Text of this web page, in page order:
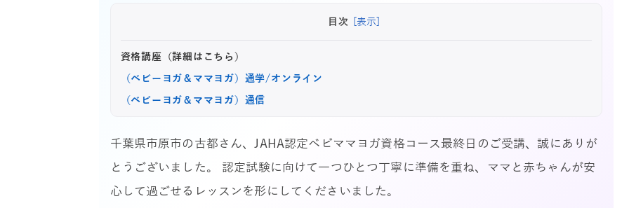
目次 [表示]
資格講座（詳細はこちら）
（ベビーヨガ＆ママヨガ）通学/オンライン
（ベビーヨガ＆ママヨガ）通信
千葉県市原市の古都さん、JAHA認定ベビママヨガ資格コース最終日のご受講、誠にありが
とうございました。 認定試験に向けて一つひとつ丁寧に準備を重ね、ママと赤ちゃんが安
心して過ごせるレッスンを形にしてくださいました。